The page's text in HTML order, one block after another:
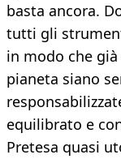
basta ancora.
tutti gli
in modo che
pianeta siano
equilibrato e
Pretesa quasi